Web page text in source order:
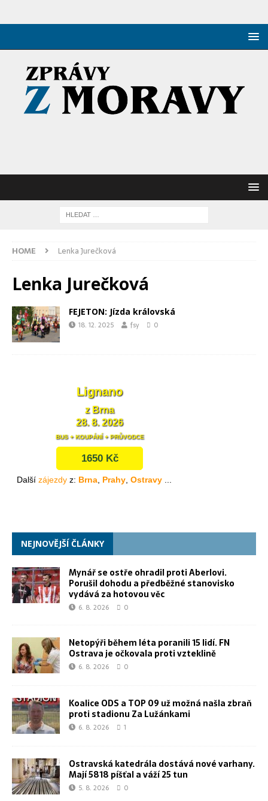
HOME Lenka Jurečková
Lenka Jurečková
FEJETON: Jízda královská
18. 12. 2025 fsy 0
NEJNOVĚJŠÍ ČLÁNKY
Mynář se ostře ohradil proti Aberlovi.
Porušil dohodu a předběžné stanovisko
vydává za hotovou věc
6. 8. 2026 0
Netopýři během léta poranili 15 lidí. FN
Ostrava je očkovala proti vzteklině
6. 8. 2026 0
Koalice ODS a TOP 09 už možná našla zbraň
proti stadionu Za Lužánkami
6. 8. 2026 1
Ostravská katedrála dostává nové varhany.
Mají 5818 píšťal a váží 25 tun
5. 8. 2026 0